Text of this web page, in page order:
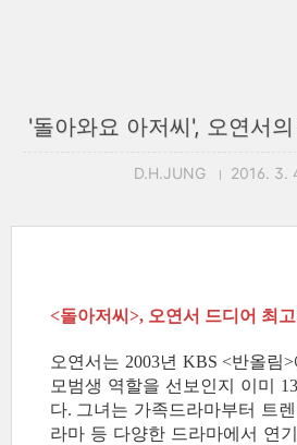
'돌아와요 아저씨', 오연서
D.H.JUNG 2016. 3.
<돌아저씨>, 오연서 드디어 최
오연서는 2003년 KBS <반올림>
모범생 역할을 선보인지 이미 13
다. 그녀는 가족드라마부터 트
라마 등 다양한 드라마에서 연